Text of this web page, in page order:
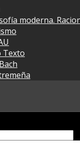
moderna.
Texto